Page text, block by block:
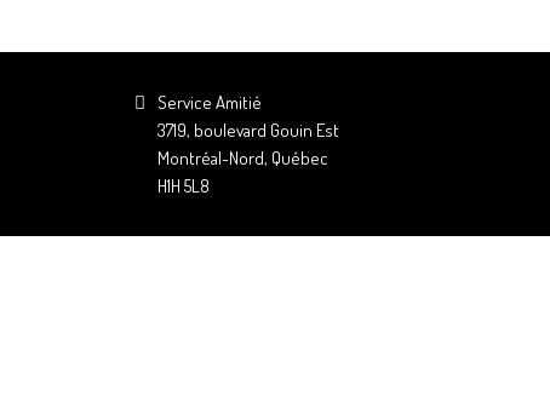
Service Amitié
3719, boulevard Gouin Est
Montréal-Nord, Québec
H1H 5L8